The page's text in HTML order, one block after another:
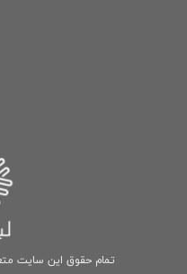
تمام حقوق این سایت